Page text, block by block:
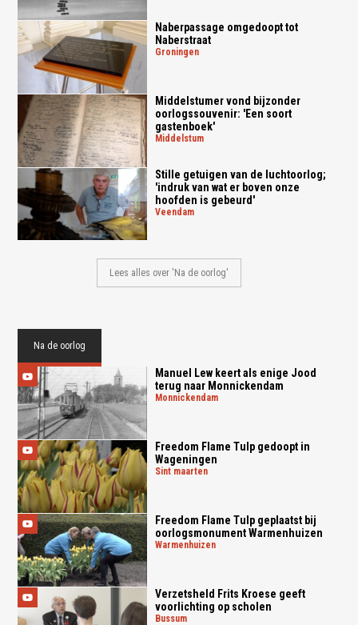
Naberpassage omgedoopt tot
Naberstraat
groningen
Middelstumer vond bijzonder
oorlogssouvenir: 'Een soort
gastenboek'
middelstum
Stille getuigen van de luchtoorlog;
'indruk van wat er boven onze
hoofden is gebeurd'
veendam
Lees alles over 'Na de oorlog'
Na de oorlog
Manuel Lew keert als enige Jood
terug naar Monnickendam
monnickendam
Freedom Flame Tulp gedoopt in
Wageningen
sint maarten
Freedom Flame Tulp geplaatst bij
oorlogsmonument Warmenhuizen
warmenhuizen
Verzetsheld Frits Kroese geeft
voorlichting op scholen
bussum